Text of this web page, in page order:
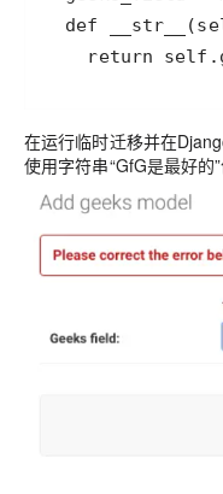
在运行临时迁移并在
使用字符串“GfG是最好的